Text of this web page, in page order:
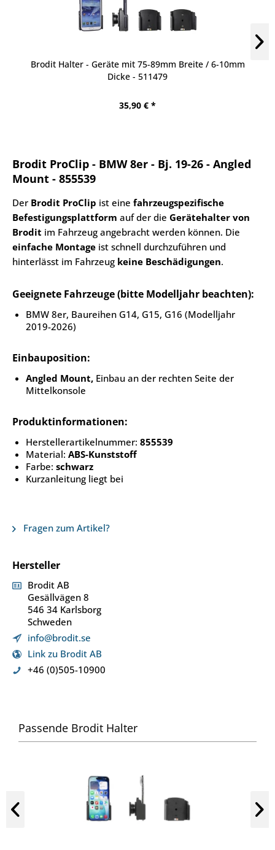
Brodit Halter - Geräte mit 75-89mm Breite / 6-10mm
Dicke - 511479
35,90 € *
Brodit ProClip - BMW 8er - Bj. 19-26 - Angled
Mount - 855539
Der Brodit ProClip ist eine fahrzeugspezifische
Befestigungsplattform auf der die Gerätehalter von
Brodit im Fahrzeug angebracht werden können. Die
einfache Montage ist schnell durchzuführen und
hinterlässt im Fahrzeug keine Beschädigungen.
Geeignete Fahrzeuge (bitte Modelljahr beachten):
BMW 8er, Baureihen G14, G15, G16 (Modelljahr
2019-2026)
Einbauposition:
Angled Mount, Einbau an der rechten Seite der
Mittelkonsole
Produktinformationen:
Herstellerartikelnummer: 855539
Material: ABS-Kunststoff
Farbe: schwarz
Kurzanleitung liegt bei
Fragen zum Artikel?
Hersteller
Brodit AB
Gesällvägen 8
546 34 Karlsborg
Schweden
info@brodit.se
Link zu Brodit AB
+46 (0)505-10900
Passende Brodit Halter